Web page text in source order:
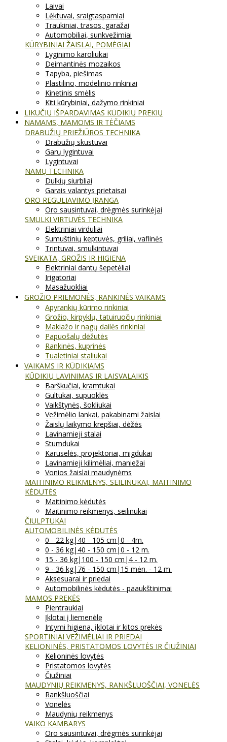
Laivai
Lėktuvai, sraigtasparniai
Traukiniai, trasos, garažai
Automobiliai, sunkvežimiai
KŪRYBINIAI ŽAISLAI, POMĖGIAI
Lyginimo karoliukai
Deimantinės mozaikos
Tapyba, piešimas
Plastilino, modelinio rinkiniai
Kinetinis smėlis
Kiti kūrybiniai, dažymo rinkiniai
LIKUČIŲ IŠPARDAVIMAS KŪDIKIŲ PREKIŲ
NAMAMS, MAMOMS IR TĖČIAMS
DRABUŽIŲ PRIEŽIŪROS TECHNIKA
Drabužių skustuvai
Garų lygintuvai
Lygintuvai
NAMŲ TECHNIKA
Dulkių siurbliai
Garais valantys prietaisai
ORO REGULIAVIMO ĮRANGA
Oro sausintuvai, drėgmės surinkėjai
SMULKI VIRTUVĖS TECHNIKA
Elektriniai virduliai
Sumuštinių keptuvės, griliai, vaflinės
Trintuvai, smulkintuvai
SVEIKATA, GROŽIS IR HIGIENA
Elektriniai dantų šepetėliai
Irigatoriai
Masažuokliai
GROŽIO PRIEMONĖS, RANKINĖS VAIKAMS
Apyrankių kūrimo rinkiniai
Grožio, kirpyklų, tatuiruočių rinkiniai
Makiažo ir nagų dailės rinkiniai
Papuošalų dėžutės
Rankinės, kuprinės
Tualetiniai staliukai
VAIKAMS IR KŪDIKIAMS
KŪDIKIŲ LAVINIMAS IR LAISVALAIKIS
Barškučiai, kramtukai
Gultukai, supuoklės
Vaikštynės, šokliukai
Vežimėlio lankai, pakabinami žaislai
Žaislų laikymo krepšiai, dėžės
Lavinamieji stalai
Stumdukai
Karuselės, projektoriai, migdukai
Lavinamieji kilimėliai, maniežai
Vonios žaislai maudynėms
MAITINIMO REIKMENYS, SEILINUKAI, MAITINIMO
KĖDUTĖS
Maitinimo kėdutės
Maitinimo reikmenys, seilinukai
ČIULPTUKAI
AUTOMOBILINĖS KĖDUTĖS
0 - 22 kg|40 - 105 cm|0 - 4m.
0 - 36 kg|40 - 150 cm|0 - 12 m.
15 - 36 kg|100 - 150 cm|4 - 12 m.
9 - 36 kg|76 - 150 cm|15 mėn. - 12 m.
Aksesuarai ir priedai
Automobilinės kėdutės - paaukštinimai
MAMOS PREKĖS
Pientraukiai
Įklotai į liemenėlę
Intymi higiena, įklotai ir kitos prekės
SPORTINIAI VEŽIMĖLIAI IR PRIEDAI
KELIONINĖS, PRISTATOMOS LOVYTĖS IR ČIUŽINIAI
Kelioninės lovytės
Pristatomos lovytės
Čiužiniai
MAUDYNIŲ REIKMENYS, RANKŠLUOŠČIAI, VONELĖS
Rankšluoščiai
Vonelės
Maudynių reikmenys
VAIKO KAMBARYS
Oro sausintuvai, drėgmės surinkėjai